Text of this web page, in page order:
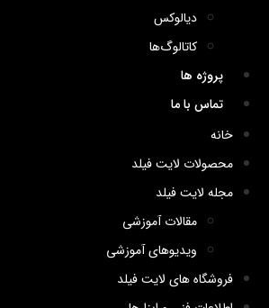
دیالوکس
کاتالوگ‌ها
پروژه ها
تماس با ما
خانه
محصولات لایت فیلد
مجله لایت فیلد
مقالات آموزشی
ویدیوهای آموزشی
فروشگاه های لایت فیلد